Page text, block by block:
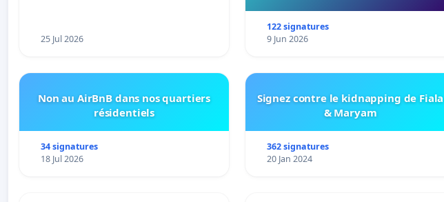
25 Jul 2026
122 signatures
9 Jun 2026
Non au AirBnB dans nos quartiers
résidentiels
34 signatures
18 Jul 2026
Signez contre le kidnapping de Fiala
& Maryam
362 signatures
20 Jan 2024